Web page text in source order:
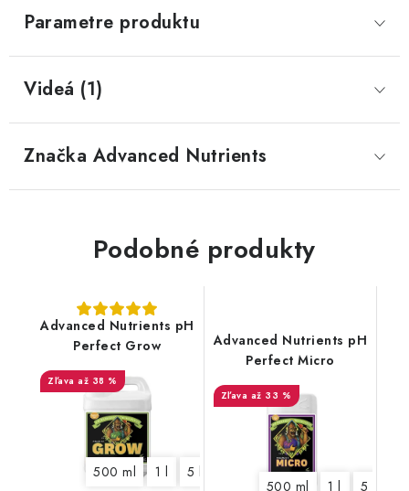
Parametre produktu
Videá (1)
Značka Advanced Nutrients
Podobné produkty
Advanced Nutrients pH
Perfect Grow
až 38 %
500 ml 1 l 5 l 20 l
Advanced Nutrients pH
Perfect Micro
až 33 %
500 ml 1 l 5 l